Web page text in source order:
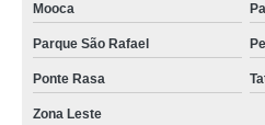
Mooca
Parque São Rafael
Ponte Rasa
Zona Leste